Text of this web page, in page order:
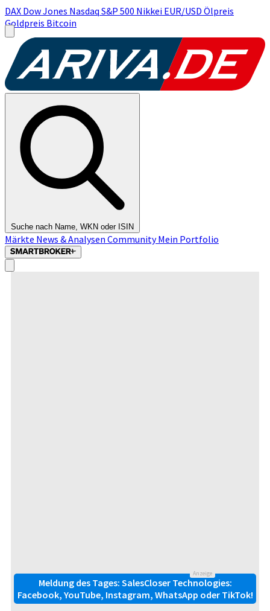
DAX Dow Jones Nasdaq S&P 500 Nikkei EUR/USD Ölpreis
Goldpreis Bitcoin
Suche nach Name, WKN oder ISIN
Märkte News & Analysen CommunityMein Portfolio
Anzeige
Meldung des Tages: SalesCloser Technologies:
Facebook, YouTube, Instagram, WhatsApp oder TikTok!